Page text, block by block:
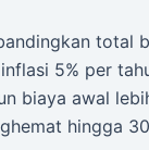
total
5% per
biaya awal
hingga